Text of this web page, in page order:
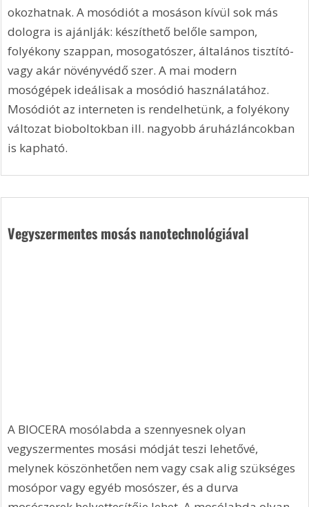
okozhatnak. A mosódiót a mosáson kívül sok más
dologra is ajánlják: készíthető belőle sampon,
folyékony szappan, mosogatószer, általános tisztító-
vagy akár növényvédő szer. A mai modern
mosógépek ideálisak a mosódió használatához.
Mosódiót az interneten is rendelhetünk, a folyékony
változat bioboltokban ill. nagyobb áruházláncokban
is kapható.
Vegyszermentes mosás nanotechnológiával
A BIOCERA mosólabda a szennyesnek olyan
vegyszermentes mosási módját teszi lehetővé,
melynek köszönhetően nem vagy csak alig szükséges
mosópor vagy egyéb mosószer, és a durva